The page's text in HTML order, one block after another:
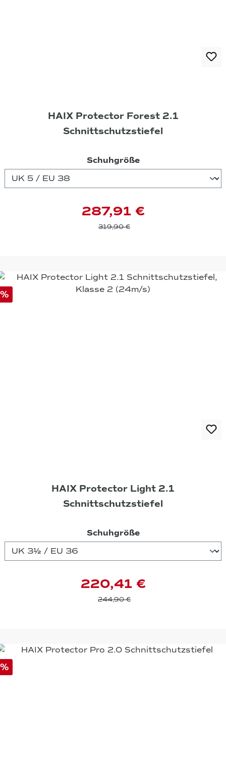
HAIX Protector Forest 2.1
Schnittschutzstiefel
Schuhgrößeauswählen
287,91 €
319,90 €
%
HAIX Protector Light 2.1
Schnittschutzstiefel
Schuhgrößeauswählen
220,41 €
244,90 €
%